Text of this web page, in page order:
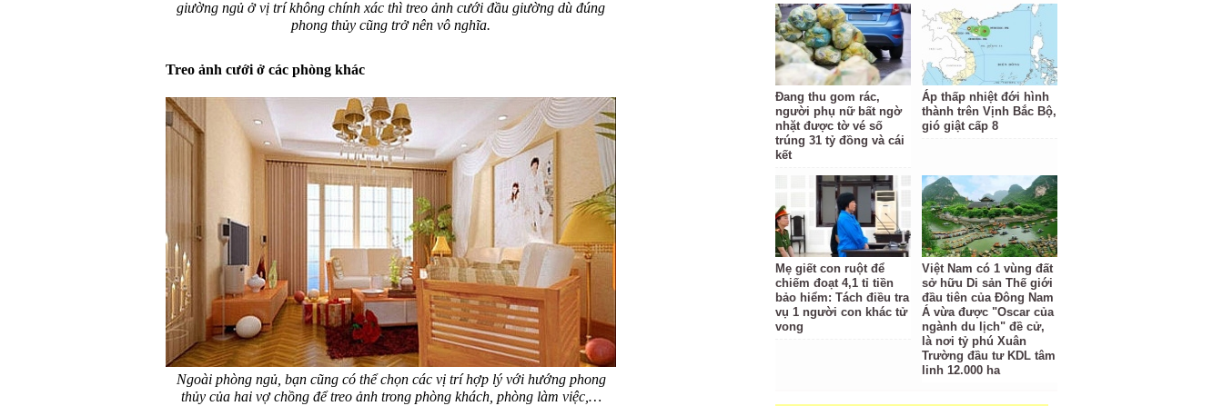
giường ngủ ở vị trí không chính xác thì treo ảnh cưới đầu giường dù đúng
phong thủy cũng trở nên vô nghĩa.
Treo ảnh cưới ở các phòng khác
Ngoài phòng ngủ, bạn cũng có thể chọn các vị trí hợp lý với hướng phong
thủy của hai vợ chồng để treo ảnh trong phòng khách, phòng làm việc,…
Đang thu gom rác,
người phụ nữ bất ngờ
nhặt được tờ vé số
trúng 31 tỷ đồng và cái
kết
Áp thấp nhiệt đới hình
thành trên Vịnh Bắc Bộ,
gió giật cấp 8
Mẹ giết con ruột để
chiếm đoạt 4,1 tỉ tiền
bảo hiểm: Tách điều tra
vụ 1 người con khác tử
vong
Việt Nam có 1 vùng đất
sở hữu Di sản Thế giới
đầu tiên của Đông Nam
Á vừa được "Oscar của
ngành du lịch" đề cử,
là nơi tỷ phú Xuân
Trường đầu tư KDL tâm
linh 12.000 ha